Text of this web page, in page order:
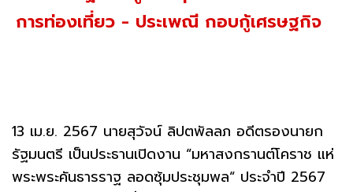
การท่องเที่ยว - ประเพณี กอบกู้เศรษฐกิจ
13 เม.ย. 2567 นายสุวัจน์ ลิปตพัลลภ อดีตรองนายก
รัฐมนตรี เป็นประธานเปิดงาน “มหาสงกรานต์โคราช แห่
พระพระคันธารราฐ ลอดซุ้มประชุมพล“ ประจำปี 2567